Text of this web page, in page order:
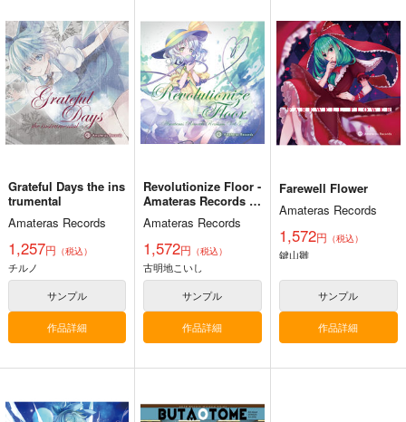
2,200円（税込）
東方Project
サンプル
カート
1,100 円（税込）
東方Project
サンプル
カート
東方Project
十六夜 咲夜
サンプル
カート
必然のカタストロフィ
2,750円（税込）
Grateful Days the ins
trumental
Amateras Records
1,257円 （税込）
チルノ
サンプル
作品詳細
Revolutionize Floor -
Amateras Records R
emixes Vol.5-
Amateras Records
1,572円 （税込）
古明地こいし
サンプル
作品詳細
Farewell Flower
Amateras Records
1,572円 （税込）
鍵山雛
サンプル
作品詳細